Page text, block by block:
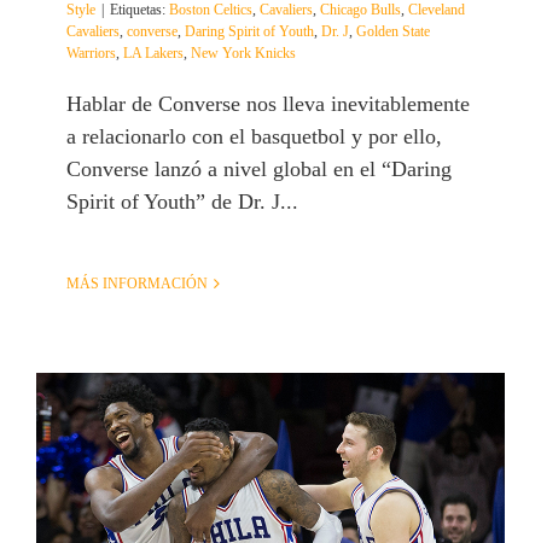
Style
Etiquetas: Boston Celtics, Cavaliers, Chicago Bulls, Cleveland
Cavaliers, converse, Daring Spirit of Youth, Dr. J, Golden State
Warriors, LA Lakers, New York Knicks
Hablar de Converse nos lleva inevitablemente
a relacionarlo con el basquetbol y por ello,
Converse lanzó a nivel global en el “Daring
Spirit of Youth” de Dr. J...
MÁS INFORMACIÓN